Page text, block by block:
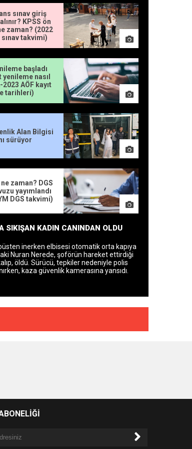
sınav giriş
KPSS ön
zaman? (2022
sınav takvimi)
başladı
yenileme nasıl
2023 AÖF kayıt
tarihleri)
Alan Bilgisi
sürüyor
zaman? DGS
yayımlandı
DGS takvimi)
SIKIŞAN KADIN CANINDAN OLDU
inerken elbisesi otomatik orta kapıya
Nuran Nerede, şoförün hareket ettirdiği
öldü. Sürücü, tepkiler nedeniyle polis
kaza güvenlik kamerasına yansıdı.